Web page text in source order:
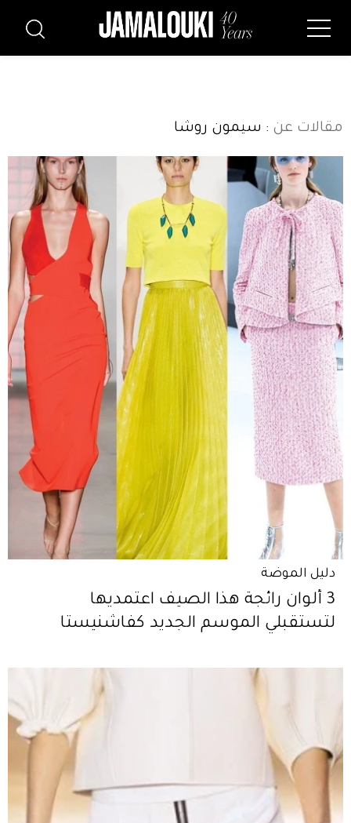
مقالات عن : سيمون روشا
دليل الموضة
3 ألوان رائجة هذا الصيف اعتمديها
لتستقبلي الموسم الجديد كفاشنيستا